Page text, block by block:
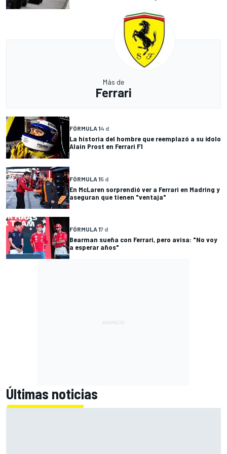
Más de
Ferrari
FÓRMULA 14 d
La historia del hombre que reemplazó a su ídolo
Alain Prost en Ferrari F1
FÓRMULA 15 d
En McLaren sorprendió ver a Ferrari en Madring y
aseguran que tienen "ventaja"
FÓRMULA 17 d
Bearman sueña con Ferrari, pero avisa: "No voy
a esperar años"
Últimas noticias